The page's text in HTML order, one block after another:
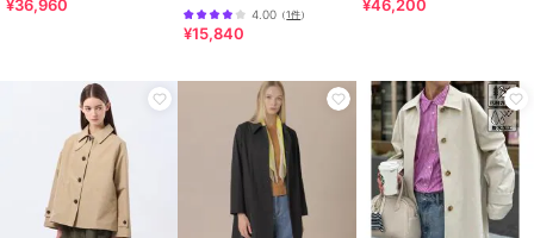
ート丈/ロング・マキシ丈 /LL･
13号以上あり
グ・マキシ丈
ステンカラーコート
綿・コットン素材 /
ショ
/ ロング・マキシ丈
LL･
13号以上あり
/大きいサイズあり
洗える / フード付き
ロン
カラーコート
¥36,960 4.00 （1件）
¥15,840
コート
¥46,200